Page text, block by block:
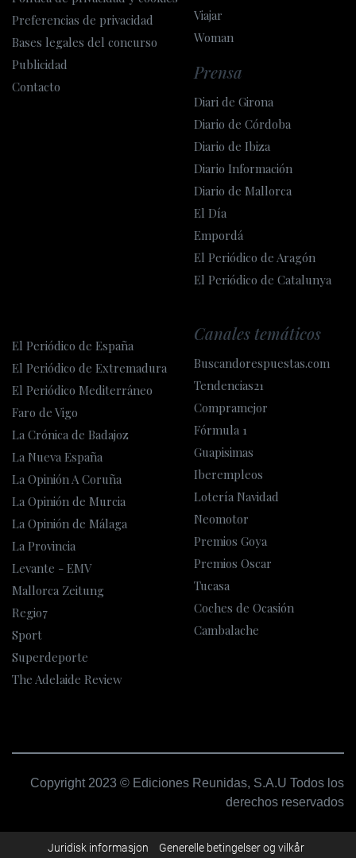
Preferencias de privacidad
Bases legales del concurso
Publicidad
Contacto
Viajar
Woman
Prensa
Diari de Girona
Diario de Córdoba
Diario de Ibiza
Diario Información
Diario de Mallorca
El Día
Empordá
El Periódico de Aragón
El Periódico de Catalunya
El Periódico de España
El Periódico de Extremadura
El Periódico Mediterráneo
Faro de Vigo
La Crónica de Badajoz
La Nueva España
La Opinión A Coruña
La Opinión de Murcia
La Opinión de Málaga
La Provincia
Levante - EMV
Mallorca Zeitung
Regio7
Sport
Superdeporte
The Adelaide Review
Canales temáticos
Buscandorespuestas.com
Tendencias21
Compramejor
Fórmula 1
Guapisimas
Iberempleos
Lotería Navidad
Neomotor
Premios Goya
Premios Oscar
Tucasa
Coches de Ocasión
Cambalache
Copyright 2023 © Ediciones Reunidas, S.A.U Todos los
derechos reservados
Juridisk informasjon Generelle betingelser og vilkår